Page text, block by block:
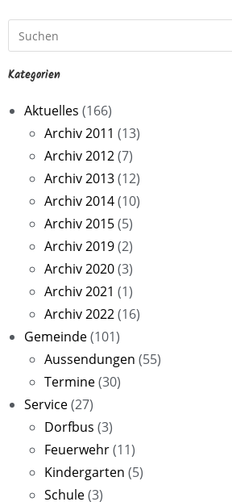
Kategorien
Aktuelles (166)
Archiv 2011 (13)
Archiv 2012(7)
Archiv 2013(12)
Archiv 2014(10)
Archiv 2015(5)
Archiv 2019(2)
Archiv 2020(3)
Archiv 2021 (1)
Archiv 2022(16)
Gemeinde(101)
Aussendungen (55)
Termine(30)
Service(27)
Dorfbus (3)
Feuerwehr(11)
Kindergarten (5)
Schule(3)